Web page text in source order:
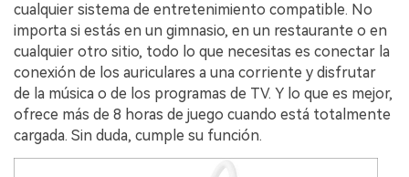
cualquier sistema de entretenimiento compatible. No
importa si estás en un gimnasio, en un restaurante o en
cualquier otro sitio, todo lo que necesitas es conectar la
conexión de los auriculares a una corriente y disfrutar
de la música o de los programas de TV. Y lo que es mejor,
ofrece más de 8 horas de juego cuando está totalmente
cargada. Sin duda, cumple su función.